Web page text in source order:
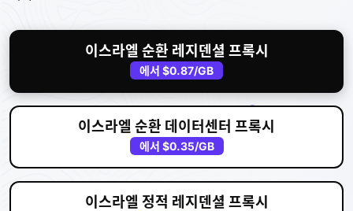
이스라엘 순환 레지덴셜 프록시
에서 $0.87/GB
이스라엘 순환 데이터센터 프록시
에서 $0.35/GB
이스라엘 정적 레지덴셜 프록시